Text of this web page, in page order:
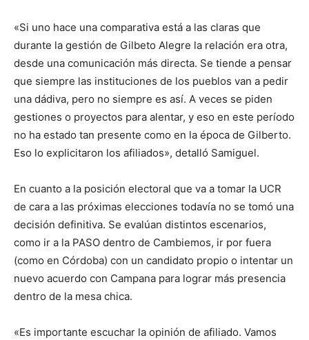
«Si uno hace una comparativa está a las claras que
durante la gestión de Gilbeto Alegre la relación era otra,
desde una comunicación más directa. Se tiende a pensar
que siempre las instituciones de los pueblos van a pedir
una dádiva, pero no siempre es así. A veces se piden
gestiones o proyectos para alentar, y eso en este período
no ha estado tan presente como en la época de Gilberto.
Eso lo explicitaron los afiliados», detalló Samiguel.
En cuanto a la posición electoral que va a tomar la UCR
de cara a las próximas elecciones todavía no se tomó una
decisión definitiva. Se evalúan distintos escenarios,
como ir a la PASO dentro de Cambiemos, ir por fuera
(como en Córdoba) con un candidato propio o intentar un
nuevo acuerdo con Campana para lograr más presencia
dentro de la mesa chica.
«Es importante escuchar la opinión de afiliado. Vamos